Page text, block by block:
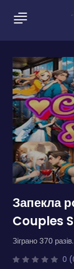
Запекла
Couples
Зіграно 370 разів.
0